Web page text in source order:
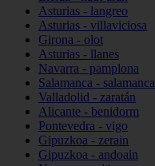
Asturias - langreo
Asturias - villaviciosa
Girona - olot
Asturias - llanes
Navarra - pamplona
Salamanca - salamanca
Valladolid - zaratán
Alicante - benidorm
Pontevedra - vigo
Gipuzkoa - zerain
Gipuzkoa - andoain